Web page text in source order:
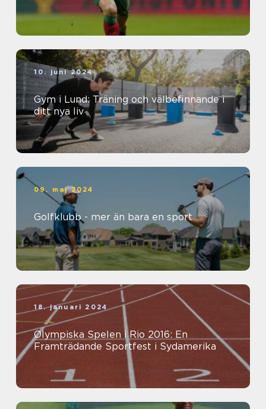
10. juni 2024
Gym i Lund: Träning och välbefinnande i
ditt nya liv
09. maj 2024
Golfklubb - mer än bara en sport
18. januari 2024
Olympiska Spelen i Rio 2016: En
Framträdande Sportfest i Sydamerika